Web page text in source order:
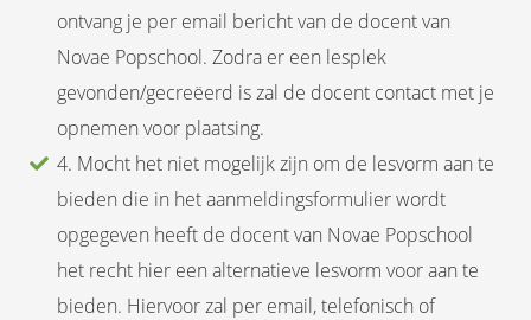
ontvang je per email bericht van de docent van
Novae Popschool. Zodra er een lesplek
gevonden/gecreëerd is zal de docent contact met je
opnemen voor plaatsing.
4. Mocht het niet mogelijk zijn om de lesvorm aan te
bieden die in het aanmeldingsformulier wordt
opgegeven heeft de docent van Novae Popschool
het recht hier een alternatieve lesvorm voor aan te
bieden. Hiervoor zal per email, telefonisch of